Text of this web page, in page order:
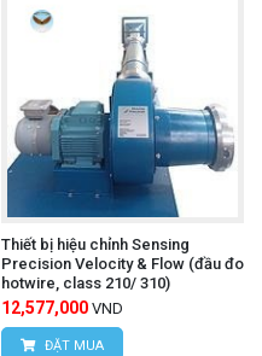
Thiết bị hiệu chỉnh Sensing
Precision Velocity & Flow (đầu đo
hotwire, class 210/ 310)
12,577,000 VND
ĐẶT MUA